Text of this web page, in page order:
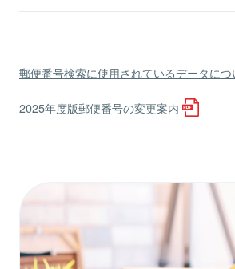
郵便番号検索に使用されているデータにつ
2025年度版郵便番号の変更案内